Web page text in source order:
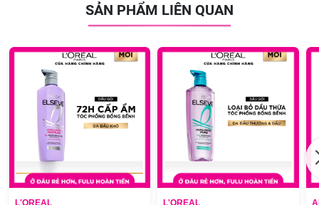
SẢN PHẨM LIÊN QUAN
L'OREAL
L'OREAL